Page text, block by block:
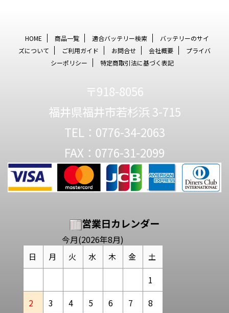
HOME 商品一覧 適合バッテリー検索
バッテリーのサイ
ズについて
ご利用ガイド お問合せ 会社概要
プライバ
シーポリシー
特定商取引法に基づく表記
〒918-8056
福井県福井市若杉浜 3-715
TEL：0776-34-2063
FAX：0776-31-2099
営業日カレンダー
今月(2026年8月)
日 月 火 水 木 金 土
1
2
3 4 5 6 7
8